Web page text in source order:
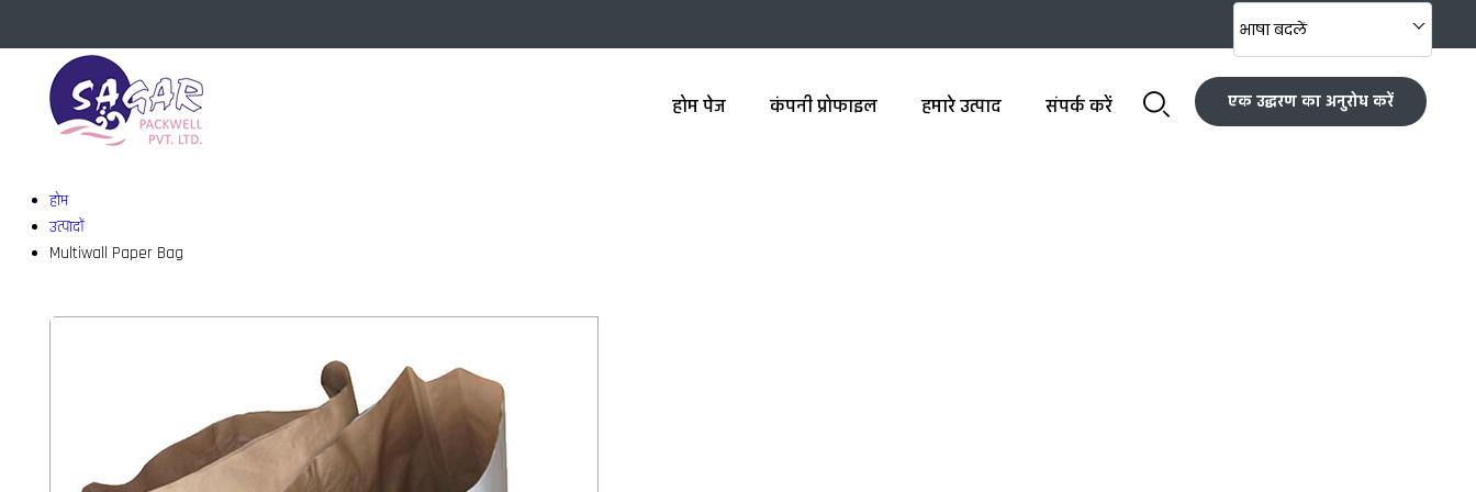
भाषा बदलें
होम पेज कंपनी प्रोफाइल हमारे उत्पाद संपर्क करें एक उद्धरण का अनुरोध करें
होम
उत्पादों
Multiwall Paper Bag